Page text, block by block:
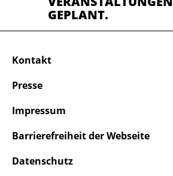
GEPLANT.
Kontakt
Presse
Impressum
Barrierefreiheit der Webseite
Datenschutz